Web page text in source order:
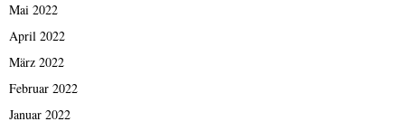
Mai 2022
April 2022
März 2022
Februar 2022
Januar 2022